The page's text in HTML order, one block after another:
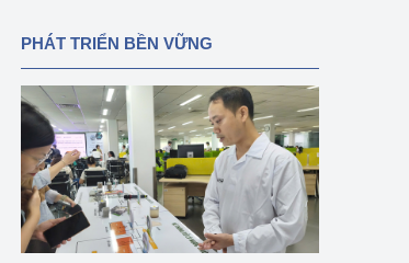
PHÁT TRIỂN BỀN VỮNG